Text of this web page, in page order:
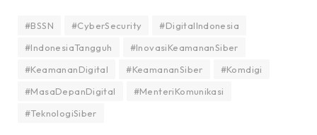
#BSSN #CyberSecurity
#DigitalIndonesia
#IndonesiaTangguh
#InovasiKeamananSiber
#KeamananDigital
#KeamananSiber
#Komdigi
#MasaDepanDigital
#MenteriKomunikasi
#TeknologiSiber